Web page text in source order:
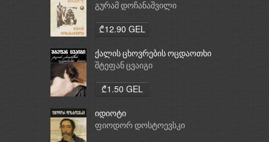
გურამ დოჩანაშვილი
₾12.90 GEL
ქალის ცხოვრების ოცდაოთხი
საათი
შტეფან ცვაიგი
₾1.50 GEL
იდიოტი
ფიოდორ დოსტოევსკი